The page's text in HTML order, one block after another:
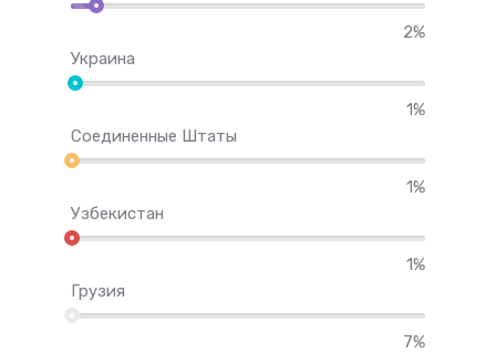
Украина
2%
Соединенные Штаты
1%
Узбекистан
1%
Грузия
1%
7%